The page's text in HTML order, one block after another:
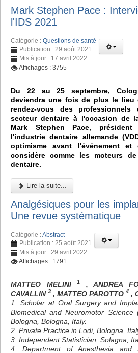
Mark Stephen Pace :
l'IDS 2021
Catégorie : Questions de santé
Publication : 29 août 2021
Mis à jour : 17 avril 2022
Affichages : 3755
Du 22 au 25 septembre,
deviendra une fois de plus le lieu
rendez-vous des professionnels
secteur dentaire à l'occasion de
Mark Stephen Pace,
l'industrie dentaire allemande
optimisme avant l'événement
considère comme les moteurs
dentaire.
Lire la suite...
Analgésiques pour les
Une revue systématique
Catégorie :Abstract
Publication : 25 août 2021
Mis à jour : 29 avril 2022
Affichages : 1791
MATTEO MELINI 1 , ANDREA
CAVALLIN 3 , MATTEO PAROTTO 4 ,
1. Scholar at Oral Surgery and
Biomedical and Neuromotor Science
Bologna, Bologna, Italy.
2. Private Practice in Lodi, Bologna,
3. Independent Statistician, Solagna,
4. Department of Anesthesia and